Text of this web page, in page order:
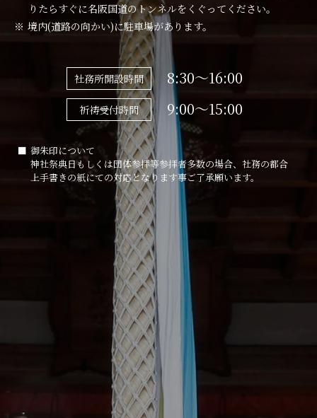
りたらすぐに名阪国道のトンネルをくぐってください。
境内(道路の向かい)に駐車場があります。
社務所開設時間 8:30～16:00
祈祷受付時間 9:00～15:00
御朱印について
神社祭典日もしくは団体参拝等参拝者多数の場合、社務の都合
上手書きの紙にての対応となります事ご了承願います。